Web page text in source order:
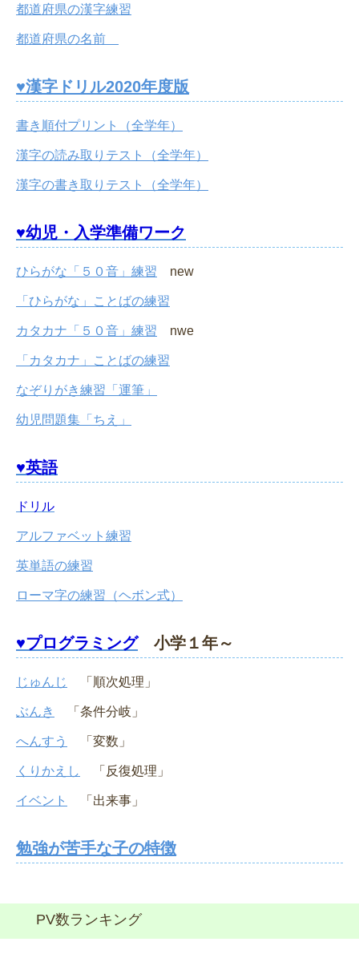
都道府県の漢字練習
都道府県の名前
♥漢字ドリル2020年度版
書き順付プリント（全学年）
漢字の読み取りテスト（全学年）
漢字の書き取りテスト（全学年）
♥幼児・入学準備ワーク
ひらがな「５０音」練習 new
「ひらがな」ことばの練習
カタカナ「５０音」練習 nwe
「カタカナ」ことばの練習
なぞりがき練習「運筆」
幼児問題集「ちえ」
♥英語
ドリル
アルファベット練習
英単語の練習
ローマ字の練習（ヘボン式）
♥プログラミング小学１年～
じゅんじ 「順次処理」
ぶんき 「条件分岐」
へんすう 「変数」
くりかえし 「反復処理」
イベント 「出来事」
勉強が苦手な子の特徴
PV数ランキング